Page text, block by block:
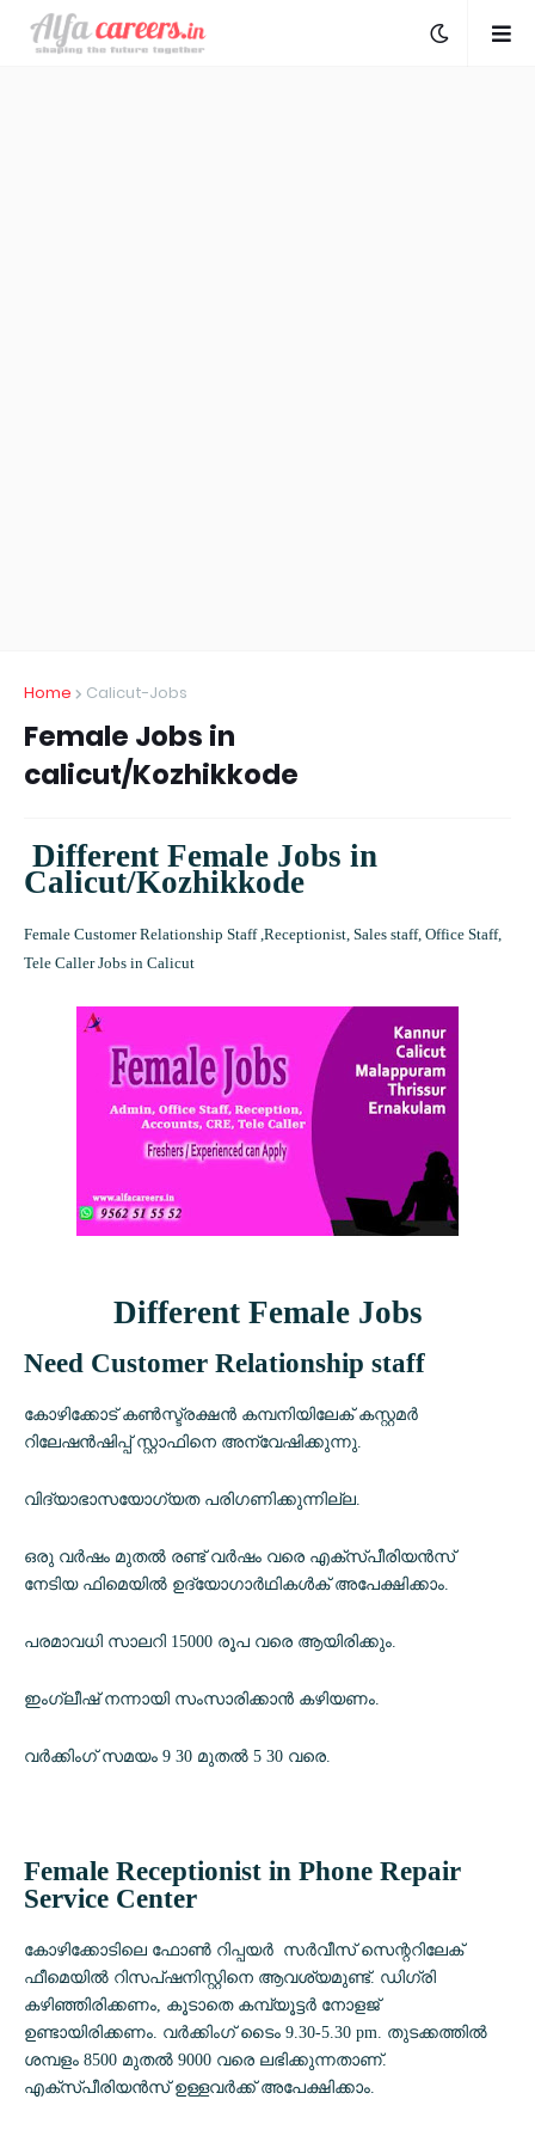
Home Calicut-Jobs
Female Jobs in
calicut/Kozhikkode
Different Female Jobs in
Calicut/Kozhikkode
Female Customer Relationship Staff ,Receptionist, Sales staff, Office Staff,
Tele Caller Jobs in Calicut
Different Female Jobs
Need Customer Relationship staff
കോഴിക്കോട് കൺസ്ട്രക്ഷൻ കമ്പനിയിലേക് കസ്റ്റമർ
റിലേഷൻഷിപ്പ് സ്റ്റാഫിനെ അന്വേഷിക്കുന്നു.
വിദ്യാഭാസയോഗ്യത പരിഗണിക്കുന്നില്ല.
ഒരു വർഷം മുതൽ രണ്ട് വർഷം വരെ എക്സ്പീരിയൻസ്
നേടിയ ഫിമെയിൽ ഉദ്യോഗാർഥികൾക് അപേക്ഷിക്കാം.
പരമാവധി സാലറി 15000 രൂപ വരെ ആയിരിക്കും.
ഇംഗ്ലീഷ് നന്നായി സംസാരിക്കാൻ കഴിയണം.
വർക്കിംഗ്‌ സമയം 9 30 മുതൽ 5 30 വരെ.
Female Receptionist in Phone Repair
Service Center
കോഴിക്കോടിലെ ഫോൺ റിപ്പയർ സർവീസ് സെന്ററിലേക്
ഫീമെയിൽ റിസപ്ഷനിസ്റ്റിനെ ആവശ്യമുണ്ട്. ഡിഗ്രി
കഴിഞ്ഞിരിക്കണം, കൂടാതെ കമ്പ്യൂട്ടർ നോളജ്
ഉണ്ടായിരിക്കണം. വർക്കിംഗ് ടൈം 9.30-5.30 pm. തുടക്കത്തിൽ
ശമ്പളം 8500 മുതൽ 9000 വരെ ലഭിക്കുന്നതാണ്.
എക്സ്പീരിയൻസ് ഉള്ളവർക്ക് അപേക്ഷിക്കാം.